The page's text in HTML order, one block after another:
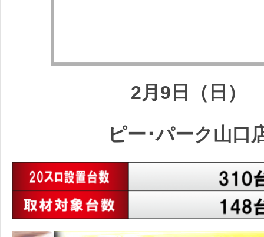
2月9日（日）
ピー･パーク山口